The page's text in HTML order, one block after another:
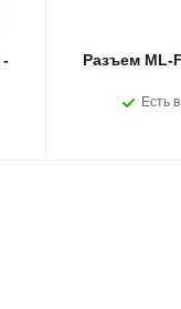
-
Разъем ML-
Есть